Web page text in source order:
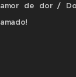
amor de dor /
amado!